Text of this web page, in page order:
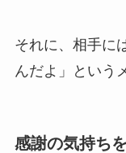
それに、相手に
んだよ」という
感謝の気持ち